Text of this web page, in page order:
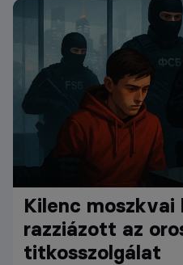
Kilenc
razziázott az
titkosszolgálat